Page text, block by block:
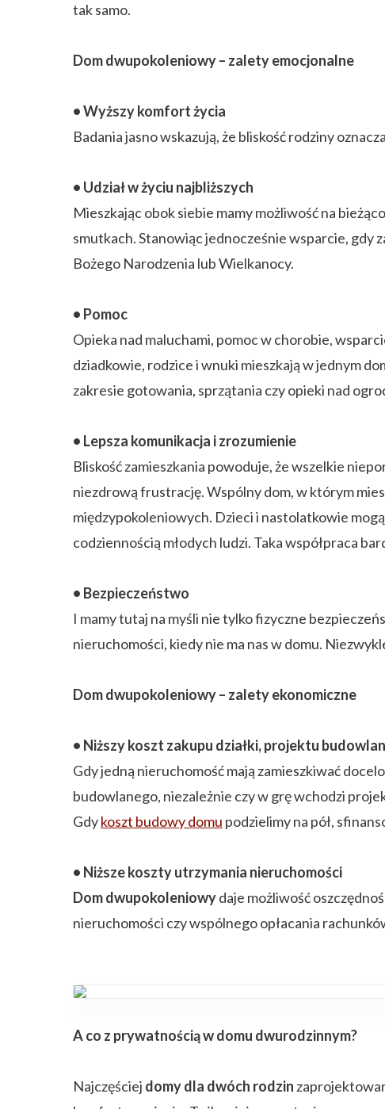
tak samo.
Dom dwupokoleniowy – zalety emocjonalne
• Wyższy komfort życia
Badania jasno wskazują, że bliskość rodziny
• Udział w życiu najbliższych
Mieszkając obok siebie mamy możliwość na
smutkach. Stanowiąc jednocześnie wsparcie,
Bożego Narodzenia lub Wielkanocy.
• Pomoc
Opieka nad maluchami, pomoc w chorobie,
dziadkowie, rodzice i wnuki mieszkają w jednym
zakresie gotowania, sprzątania czy opieki nad
• Lepsza komunikacja i zrozumienie
Bliskość zamieszkania powoduje, że wszelkie
niezdrową frustrację. Wspólny dom, w którym
międzypokoleniowych. Dzieci i nastolatkowie
codziennością młodych ludzi. Taka współpraca
• Bezpieczeństwo
I mamy tutaj na myśli nie tylko fizyczne
nieruchomości, kiedy nie ma nas w domu.
Dom dwupokoleniowy – zalety ekonomiczne
• Niższy koszt zakupu działki, projektu
Gdy jedną nieruchomość mają zamieszkiwać
budowlanego, niezależnie czy w grę wchodzi
Gdykoszt budowy domu podzielimy na pół,
• Niższe koszty utrzymania nieruchomości
Dom dwupokoleniowydaje możliwość
nieruchomości czy wspólnego opłacania
A co z prywatnością w domu dwurodzinnym?
Najczęściej domy dla dwóch rodzin